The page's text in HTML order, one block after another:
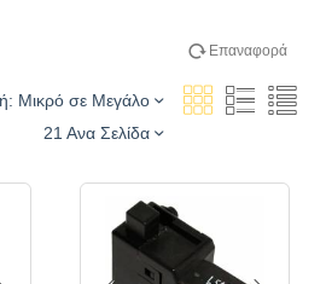
Επαναφορά
Μικρό σε Μεγάλο
21 Ανα Σελίδα